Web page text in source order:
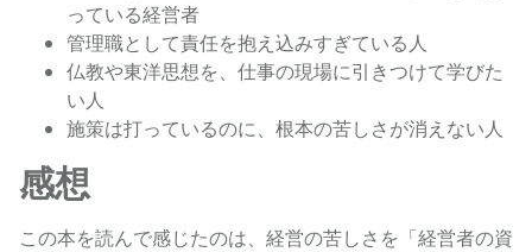
っている経営者
管理職として責任を抱え込みすぎている人
仏教や東洋思想を、仕事の現場に引きつけて学びた
い人
施策は打っているのに、根本の苦しさが消えない人
感想
この本を読んで感じたのは、経営の苦しさを「経営者の資